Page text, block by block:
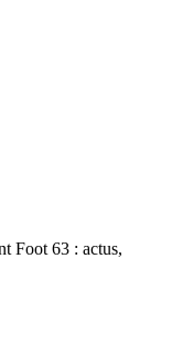
Foot 63 : actus,